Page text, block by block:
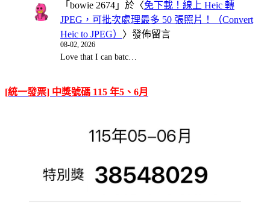
「 bowie 2674 」於〈免下載！線上 Heic 轉
JPEG，可批次處理最多 50 張照片！（Convert
Heic to JPEG） 〉發佈留言
08-02, 2026
Love that I can batc…
[統一發票] 中獎號碼 115 年5、6月